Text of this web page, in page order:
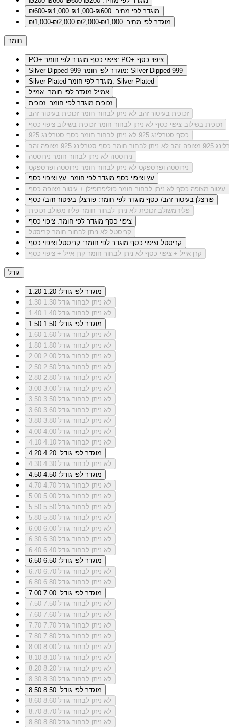
₪600-₪1,000
מוגדר לפי מחיר: ₪600-₪1,000
₪1,000-₪2,000
מוגדר לפי מחיר: ₪1,000-₪2,000
חומר
PO+ ציפוי כסף
מוגדר לפי חומר: PO+ ציפוי כסף
Silver Dipped 999
מוגדר לפי חומר: Silver Dipped 999
Silver Plated
מוגדר לפי חומר: Silver Plated
אמייל מוגדר לפי חומר: אמייל
זכוכית מוגדר לפי חומר: זכוכית
זכוכית בעיטור זהב לא ניתן לבחור חומר זכוכית בעיטור זהב
זכוכית בשילוב ציפוי כסף לא ניתן לבחור חומר זכוכית בשילוב ציפוי כסף
כסף סטרלינג 925
לא ניתן לבחור חומר כסף סטרלינג 925
זהב
לא ניתן לבחור חומר כסף סטרלינג 925 מצופה זהב
נירוסטה לא ניתן לבחור חומר נירוסטה
נירוסטה ופרספקט לא ניתן לבחור חומר נירוסטה ופרספקט
עץ וציפוי כסף מוגדר לפי חומר: עץ וציפוי כסף
עיטור מצופה כסף לא ניתן לבחור חומר פוליפרופילן + עיטור מצופה כסף
פורצלן בעיטור זהב/ כסף מוגדר לפי חומר: פורצלן בעיטור זהב/ כסף
פליז משולב זכוכית לא ניתן לבחור חומר פליז משולב זכוכית
ציפוי כסף מוגדר לפי חומר: ציפוי כסף
קריסטל לא ניתן לבחור חומר קריסטל
קריסטל וציפוי כסף מוגדר לפי חומר: קריסטל וציפוי כסף
קרן אייל + ציפוי כסף לא ניתן לבחור חומר קרן אייל + ציפוי כסף
גודל
1.20
מוגדר לפי גודל: 1.20
1.30
לא ניתן לבחור גודל 1.30
1.40
לא ניתן לבחור גודל 1.40
1.50
מוגדר לפי גודל: 1.50
1.60
לא ניתן לבחור גודל 1.60
1.80
לא ניתן לבחור גודל 1.80
2.00
לא ניתן לבחור גודל 2.00
2.50
לא ניתן לבחור גודל 2.50
2.80
לא ניתן לבחור גודל 2.80
3.00
לא ניתן לבחור גודל 3.00
3.50
לא ניתן לבחור גודל 3.50
3.60
לא ניתן לבחור גודל 3.60
3.80
לא ניתן לבחור גודל 3.80
4.00
לא ניתן לבחור גודל 4.00
4.10
לא ניתן לבחור גודל 4.10
4.20
מוגדר לפי גודל: 4.20
4.30
לא ניתן לבחור גודל 4.30
4.50
מוגדר לפי גודל: 4.50
4.70
לא ניתן לבחור גודל 4.70
5.00
לא ניתן לבחור גודל 5.00
5.50
לא ניתן לבחור גודל 5.50
5.80
לא ניתן לבחור גודל 5.80
6.00
לא ניתן לבחור גודל 6.00
6.30
לא ניתן לבחור גודל 6.30
6.40
לא ניתן לבחור גודל 6.40
6.50
מוגדר לפי גודל: 6.50
6.70
לא ניתן לבחור גודל 6.70
6.80
לא ניתן לבחור גודל 6.80
7.00
מוגדר לפי גודל: 7.00
7.50
לא ניתן לבחור גודל 7.50
7.60
לא ניתן לבחור גודל 7.60
7.70
לא ניתן לבחור גודל 7.70
7.80
לא ניתן לבחור גודל 7.80
8.00
לא ניתן לבחור גודל 8.00
8.10
לא ניתן לבחור גודל 8.10
8.20
לא ניתן לבחור גודל 8.20
8.30
לא ניתן לבחור גודל 8.30
8.50
מוגדר לפי גודל: 8.50
8.60
לא ניתן לבחור גודל 8.60
8.70
לא ניתן לבחור גודל 8.70
8.80
לא ניתן לבחור גודל 8.80